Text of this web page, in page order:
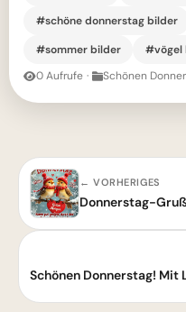
#schöne donnerstag bilder
#sommer bilder
#vögel
0 Aufrufe · Schönen
← VORHERIGES